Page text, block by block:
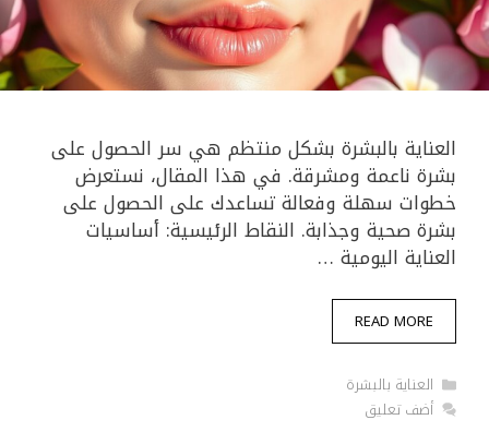
العناية بالبشرة بشكل منتظم هي سر الحصول على
بشرة ناعمة ومشرقة. في هذا المقال، نستعرض
خطوات سهلة وفعالة تساعدك على الحصول على
بشرة صحية وجذابة. النقاط الرئيسية: أساسيات
العناية اليومية …
READ MORE
التصنيفات
العناية بالبشرة
أضف تعليق